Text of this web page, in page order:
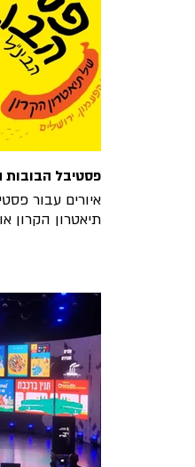
פסטיבל הבובות
איורים עבור
תיאטרון הקרון